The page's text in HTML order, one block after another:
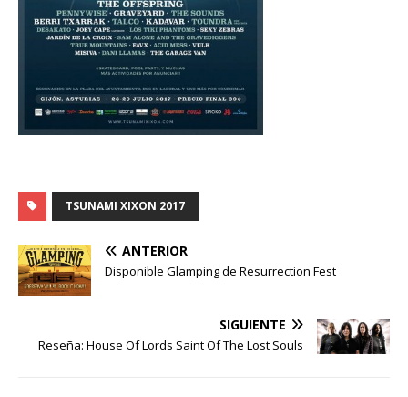
TSUNAMI XIXON 2017
ANTERIOR
Disponible Glamping de Resurrection Fest
SIGUIENTE
Reseña: House Of Lords Saint Of The Lost Souls